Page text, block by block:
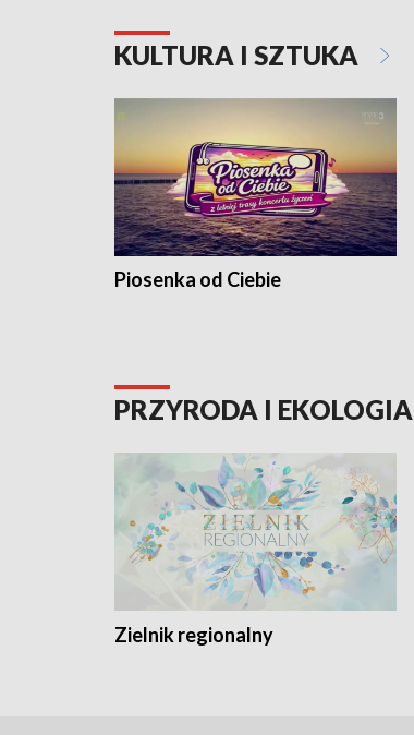
KULTURA I SZTUKA
Piosenka od Ciebie
PRZYRODA I EKOLOGIA
Zielnik regionalny